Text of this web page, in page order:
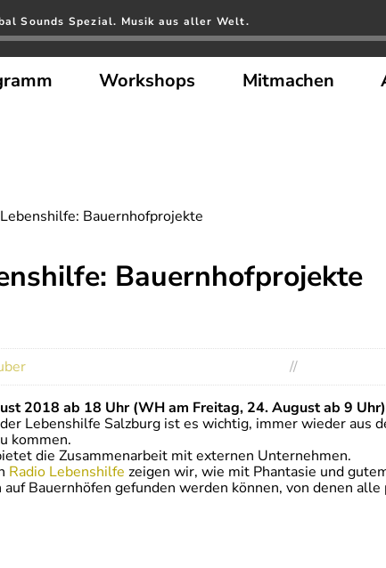
Sounds Spezial. Musik aus aller Welt.
Workshops Mitmachen
Bauernhofprojekte
Bauernhofprojekte
//
2018 ab 18 Uhr (WH am Freitag, 24. August ab 9
Lebenshilfe Salzburg ist es wichtig, immer wieder aus
kommen.
die Zusammenarbeit mit externen Unternehmen.
Radio Lebenshilfe zeigen wir, wie mit Phantasie und
Bauernhöfen gefunden werden können, von denen